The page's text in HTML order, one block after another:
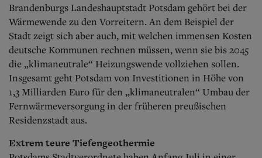
Brandenburgs Landeshauptstadt Potsdam gehört bei der
Wärmewende zu den Vorreitern. An dem Beispiel der
Stadt zeigt sich aber auch, mit welchen immensen Kosten
deutsche Kommunen rechnen müssen, wenn sie bis 2045
die „klimaneutrale“ Heizungswende vollziehen sollen.
Insgesamt geht Potsdam von Investitionen in Höhe von
1,3 Milliarden Euro für den „klimaneutralen“ Umbau der
Fernwärmeversorgung in der früheren preußischen
Residenzstadt aus.
Extrem teure Tiefengeothermie